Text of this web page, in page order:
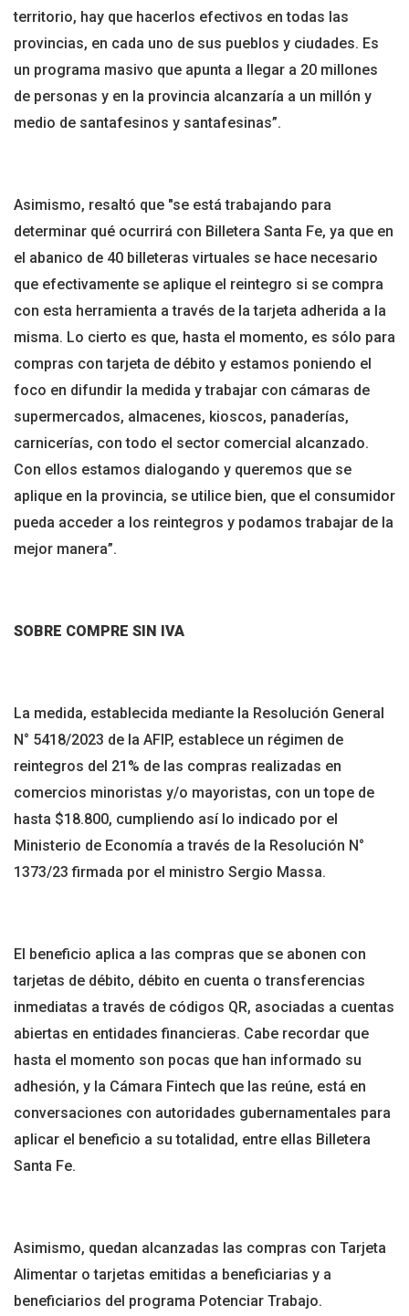
territorio, hay que hacerlos efectivos en todas las
provincias, en cada uno de sus pueblos y ciudades. Es
un programa masivo que apunta a llegar a 20 millones
de personas y en la provincia alcanzaría a un millón y
medio de santafesinos y santafesinas”.
Asimismo, resaltó que "se está trabajando para
determinar qué ocurrirá con Billetera Santa Fe, ya que en
el abanico de 40 billeteras virtuales se hace necesario
que efectivamente se aplique el reintegro si se compra
con esta herramienta a través de la tarjeta adherida a la
misma. Lo cierto es que, hasta el momento, es sólo para
compras con tarjeta de débito y estamos poniendo el
foco en difundir la medida y trabajar con cámaras de
supermercados, almacenes, kioscos, panaderías,
carnicerías, con todo el sector comercial alcanzado.
Con ellos estamos dialogando y queremos que se
aplique en la provincia, se utilice bien, que el consumidor
pueda acceder a los reintegros y podamos trabajar de la
mejor manera”.
SOBRE COMPRE SIN IVA
La medida, establecida mediante la Resolución General
N° 5418/2023 de la AFIP, establece un régimen de
reintegros del 21% de las compras realizadas en
comercios minoristas y/o mayoristas, con un tope de
hasta $18.800, cumpliendo así lo indicado por el
Ministerio de Economía a través de la Resolución N°
1373/23 firmada por el ministro Sergio Massa.
El beneficio aplica a las compras que se abonen con
tarjetas de débito, débito en cuenta o transferencias
inmediatas a través de códigos QR, asociadas a cuentas
abiertas en entidades financieras. Cabe recordar que
hasta el momento son pocas que han informado su
adhesión, y la Cámara Fintech que las reúne, está en
conversaciones con autoridades gubernamentales para
aplicar el beneficio a su totalidad, entre ellas Billetera
Santa Fe.
Asimismo, quedan alcanzadas las compras con Tarjeta
Alimentar o tarjetas emitidas a beneficiarias y a
beneficiarios del programa Potenciar Trabajo.